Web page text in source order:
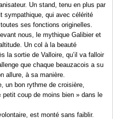
Un stand, tenu en plus par
sympathique, qui avec célérité
ses fonctions originelles.
nous, le mythique Galibier et
Un col à la beauté
la sortie de Valloire, qu’il va falloir
que chaque beauzacois a su
allure, à sa manière.
un bon rythme de croisière,
petit coup de moins bien » dans le
est monté sans faiblir.